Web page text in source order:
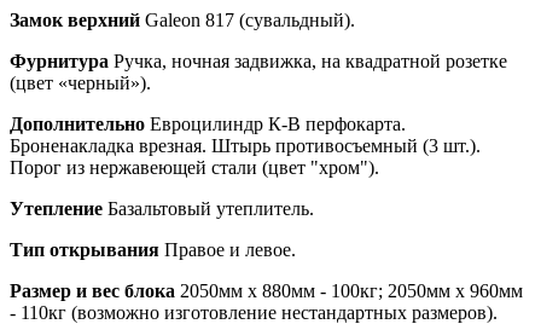
Замок верхний Galeon 817 (сувальдный).
Фурнитура Ручка, ночная задвижка, на квадратной розетке
(цвет «черный»).
Дополнительно Евроцилиндр К-В перфокарта.
Броненакладка врезная. Штырь противосъемный (3 шт.).
Порог из нержавеющей стали (цвет "хром").
Утепление Базальтовый утеплитель.
Тип открывания Правое и левое.
Размер и вес блока 2050мм х 880мм - 100кг; 2050мм х 960мм
- 110кг (возможно изготовление нестандартных размеров).